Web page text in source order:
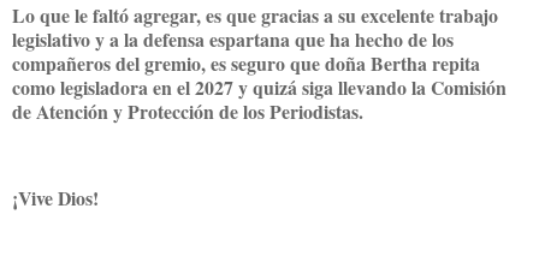
Lo que le faltó agregar, es que gracias a su excelente trabajo
legislativo y a la defensa espartana que ha hecho de los
compañeros del gremio, es seguro que doña Bertha repita
como legisladora en el 2027 y quizá siga llevando la Comisión
de Atención y Protección de los Periodistas.
¡Vive Dios!